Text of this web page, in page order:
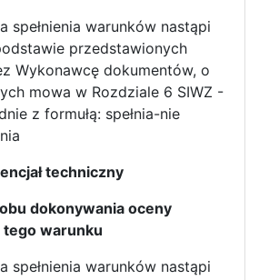
spełnienia warunków nastąpi
przedstawionych
Wykonawcę dokumentów, o
mowa w Rozdziale 6 SIWZ -
z formułą: spełnia-nie
techniczny
dokonywania oceny
tego warunku
spełnienia warunków nastąpi